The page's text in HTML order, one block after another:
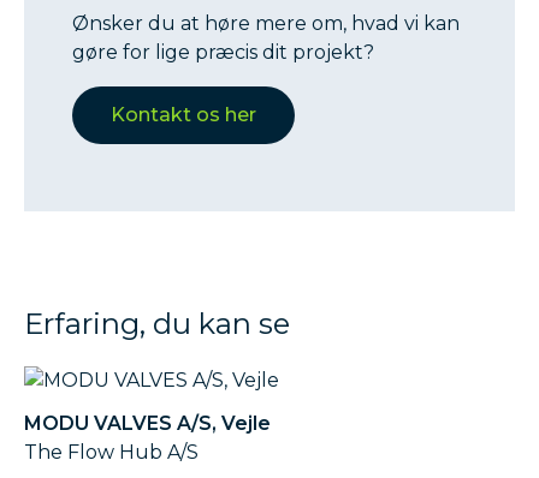
Ønsker du at høre mere om, hvad vi kan
gøre for lige præcis dit projekt?
Kontakt os her
Erfaring, du kan se
MODU VALVES A/S, Vejle
The Flow Hub A/S